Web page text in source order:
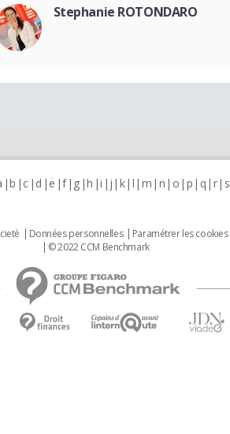
Stephanie ROTONDARO
b c d e f g h i j k l m n o p q r s
Données personnelles Paramétrer les cookies
© 2022 CCM Benchmark